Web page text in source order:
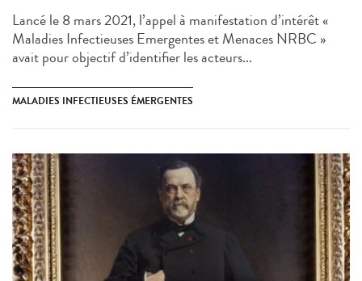
Lancé le 8 mars 2021, l’appel à manifestation d’intérêt «
Maladies Infectieuses Emergentes et Menaces NRBC »
avait pour objectif d’identifier les acteurs...
MALADIES INFECTIEUSES ÉMERGENTES